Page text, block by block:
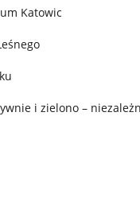
Katowic
i zielono –